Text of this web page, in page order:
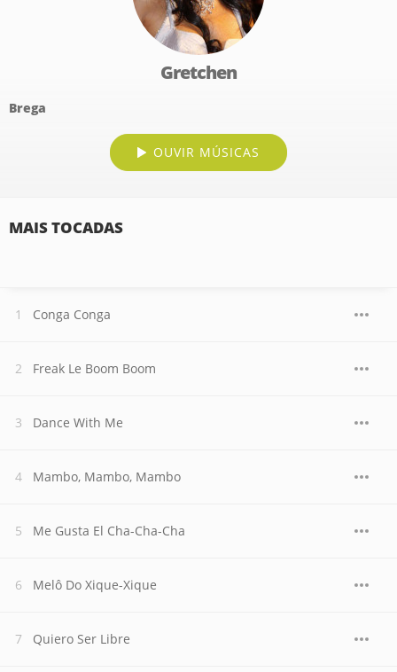
Gretchen
Brega
OUVIR MÚSICAS
MAIS TOCADAS
Conga Conga
Freak Le Boom Boom
Dance With Me
Mambo, Mambo, Mambo
Me Gusta El Cha-Cha-Cha
Melô Do Xique-Xique
Quiero Ser Libre